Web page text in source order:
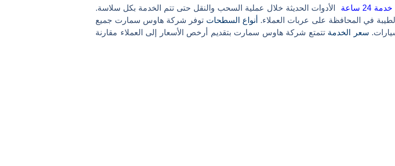
24 ساعة
الأدوات الحديثة خلال عملية السحب والنقل حتى تتم الخدمة بكل سلاسة.
في المحافظة على عربات العملاء. أنواع السطحات توفر شركة هاوس سمارت جميع
سعر الخدمة تتمتع شركة هاوس سمارت بتقديم أرخص الأسعار إلى العملاء مقارنة